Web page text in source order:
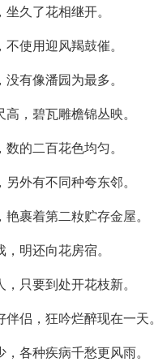
久了花相继开。
使用迎风羯鼓催。
有像潘园为最多。
，碧瓦雕檐锦丛映。
的二百花色均匀。
外有不同种夸东邻。
裹着第二籹贮存金屋。
明还向花房宿。
只要到处开花枝新。
侣，狂吟烂醉现在一天。
各种疾病千愁更风雨。